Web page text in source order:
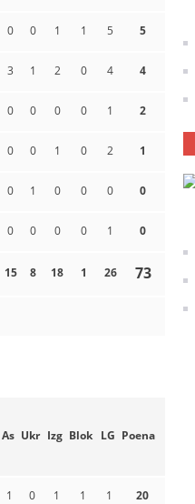
0 0 1 1 5 5
3 1 2 0 4 4
0 0 0 0 1 2
0 0 1 0 2 1
0 1 0 0 0 0
0 0 0 0 1 0
15 8 18 1 26 73
As Ukr Izg Blok LG Poena
1 0 1 1 1 20